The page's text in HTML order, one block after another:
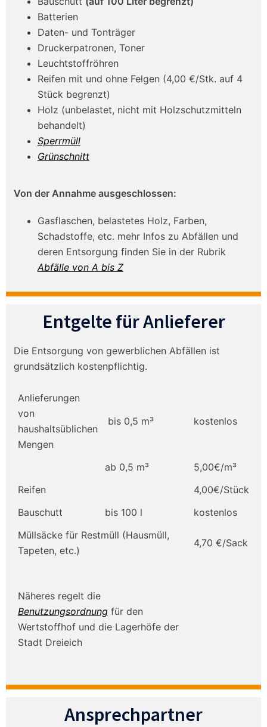
Batterien
Daten- und Tonträger
Druckerpatronen, Toner
Leuchtstoffröhren
Reifen mit und ohne Felgen (4,00 €/Stk. auf 4
Stück begrenzt)
Holz (unbelastet, nicht mit Holzschutzmitteln
behandelt)
Sperrmüll
Grünschnitt
Von der Annahme ausgeschlossen:
Gasflaschen, belastetes Holz, Farben,
Schadstoffe, etc. mehr Infos zu Abfällen und
deren Entsorgung finden Sie in der Rubrik
Abfälle von A bis Z
Entgelte für Anlieferer
Die Entsorgung von gewerblichen Abfällen ist
grundsätzlich kostenpflichtig.
Anlieferungen
von
haushaltsüblichen
Mengen
bis 0,5 m³ kostenlos
ab 0,5 m³
5,00€/m³
Reifen
4,00€/Stück
Bauschutt
bis 100 l
kostenlos
Müllsäcke für Restmüll (Hausmüll,
Tapeten, etc.)
4,70 €/Sack
Näheres regelt die
Benutzungsordnungfür den
Wertstoffhof und die Lagerhöfe der
Stadt Dreieich
Ansprechpartner